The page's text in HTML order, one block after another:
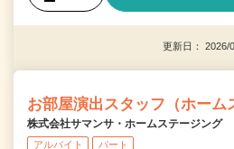
更新日：
お部屋演出スタッフ（ホーム
株式会社サマンサ・ホームステージング
アルバイト パート